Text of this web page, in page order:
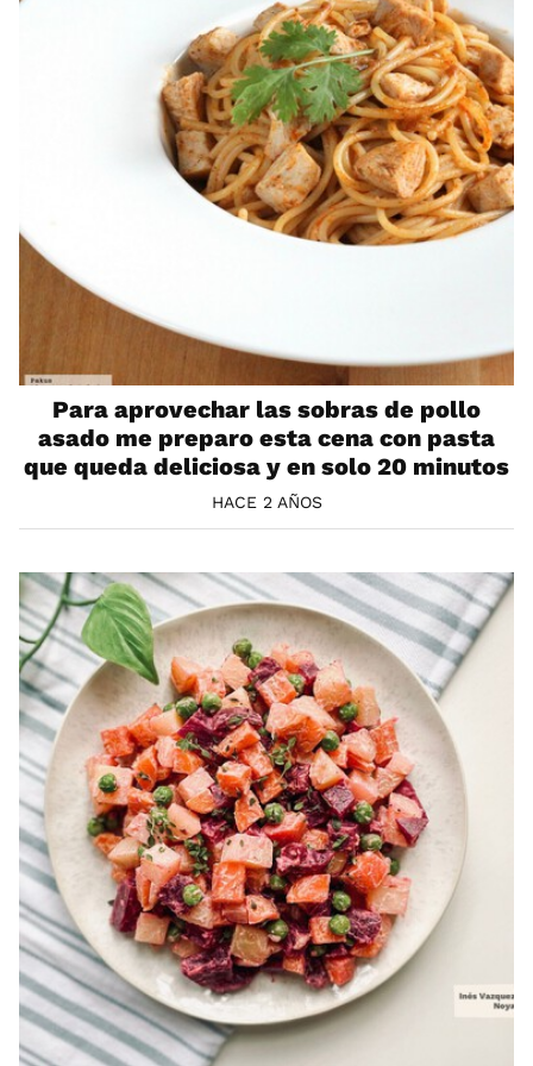
Para aprovechar las sobras de pollo
asado me preparo esta cena con pasta
que queda deliciosa y en solo 20 minutos
HACE 2 AÑOS